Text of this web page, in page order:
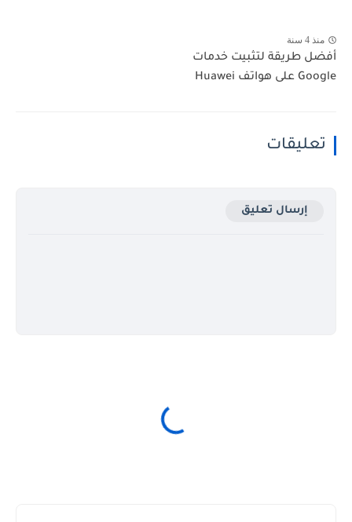
منذ 4 سنة
أفضل طريقة لتثبيت خدمات
Google على هواتف Huawei
تعليقات
إرسال تعليق